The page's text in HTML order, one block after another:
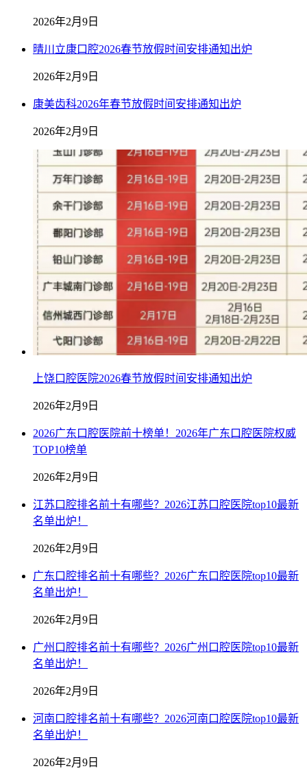
2026年2月9日
晴川立康口腔2026春节放假时间安排通知出炉
2026年2月9日
康美齿科2026年春节放假时间安排通知出炉
2026年2月9日
上饶口腔医院2026春节放假时间安排通知出炉
2026年2月9日
2026广东口腔医院前十榜单！2026年广东口腔医院权威
TOP10榜单
2026年2月9日
江苏口腔排名前十有哪些？2026江苏口腔医院top10最新
名单出炉！
2026年2月9日
广东口腔排名前十有哪些？2026广东口腔医院top10最新
名单出炉！
2026年2月9日
广州口腔排名前十有哪些？2026广州口腔医院top10最新
名单出炉！
2026年2月9日
河南口腔排名前十有哪些？2026河南口腔医院top10最新
名单出炉！
2026年2月9日